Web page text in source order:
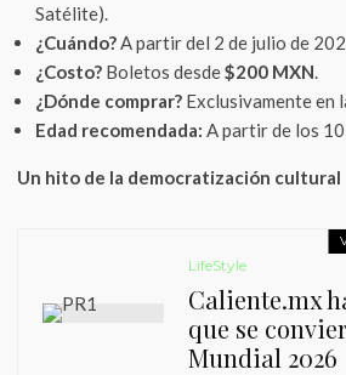
Satélite).
¿Cuándo?A partir del 2 de julio de
¿Costo? Boletos desde$200 MXN.
¿Dónde comprar? Exclusivamente en
Edad recomendada: A partir de los
Un hito de la democratización cultural
LifeStyle
Caliente.mx
que se
Mundial 2026